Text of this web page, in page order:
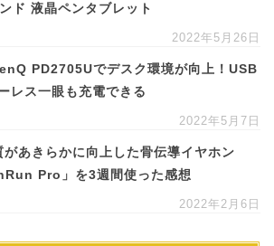
ド 液晶ペンタブレット
2022年5月26日
PD2705Uでデスク環境が向上！USB
レス一眼も充電できる
2022年5月7日
あきらかに向上した骨伝導イヤホン
Pro」を3週間使った感想
2022年2月6日